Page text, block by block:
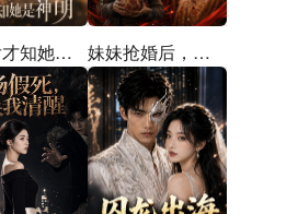
离婚后才知她是神明 妹妹抢婚后，我嫁给了真龙天子